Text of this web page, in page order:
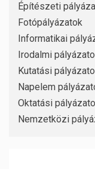
Építészeti
Fotópályázatok
Informatikai
Irodalmi
Kutatási
Napelem
Oktatási
Nemzetközi